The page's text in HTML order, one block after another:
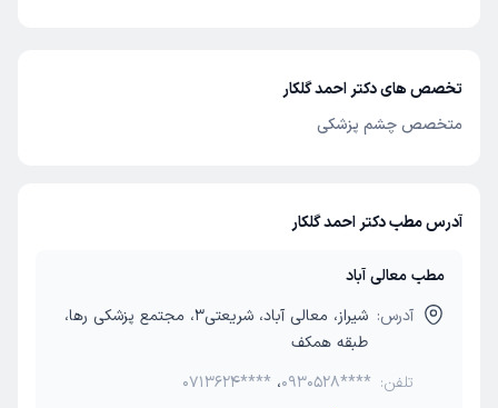
تخصص های دکتر احمد گلکار
متخصص چشم پزشکی
آدرس مطب دکتر احمد گلکار
مطب معالی آباد
آدرس:
شیراز، معالی آباد، شریعتی3، مجتمع پزشکی رها،
طبقه همکف
تلفن:
0713624**** ،0930528****